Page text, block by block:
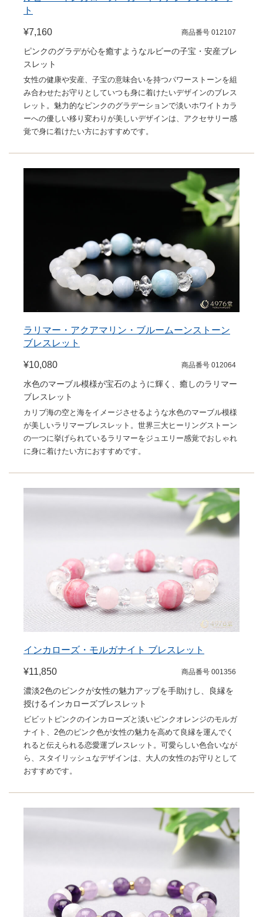
ト
¥7,160 商品番号 012107
ピンクのグラデが心を癒すようなルビーの子宝・安産ブレ
スレット
女性の健康や安産、子宝の意味合いを持つパワーストーンを組
み合わせたお守りとしていつも身に着けたいデザインのブレス
レット。魅力的なピンクのグラデーションで淡いホワイトカラ
ーへの優しい移り変わりが美しいデザインは、アクセサリー感
覚で身に着けたい方におすすめです。
ラリマー・アクアマリン・ブルームーンストーン
ブレスレット
¥10,080 商品番号 012064
水色のマーブル模様が宝石のように輝く、癒しのラリマー
ブレスレット
カリブ海の空と海をイメージさせるような水色のマーブル模様
が美しいラリマーブレスレット。世界三大ヒーリングストーン
の一つに挙げられているラリマーをジュエリー感覚でおしゃれ
に身に着けたい方におすすめです。
インカローズ・モルガナイト ブレスレット
¥11,850 商品番号 001356
濃淡2色のピンクが女性の魅力アップを手助けし、良縁を
授けるインカローズブレスレット
ビビットピンクのインカローズと淡いピンクオレンジのモルガ
ナイト、2色のピンク色が女性の魅力を高めて良縁を運んでく
れると伝えられる恋愛運ブレスレット。可愛らしい色合いなが
ら、スタイリッシュなデザインは、大人の女性のお守りとして
おすすめです。